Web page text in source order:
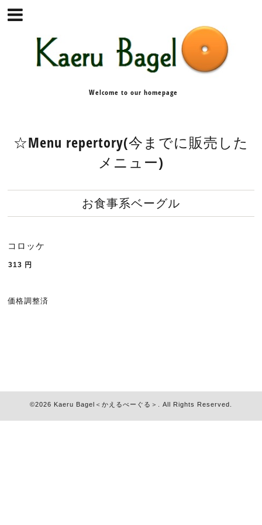
Welcome to our homepage
☆Menu repertory(今までに販売した
メニュー)
お食事系ベーグル
コロッケ
313 円
価格調整済
©2026 Kaeru Bagel＜かえるべーぐる＞ . All Rights Reserved.